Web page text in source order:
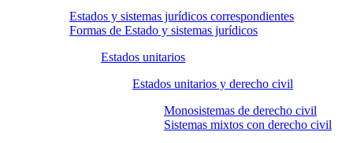
Estados y sistemas jurídicos correspondientes
Formas de Estado y sistemas jurídicos
Estados unitarios
Estados unitarios y derecho civil
Monosistemas de derecho civil
Sistemas mixtos con derecho civil